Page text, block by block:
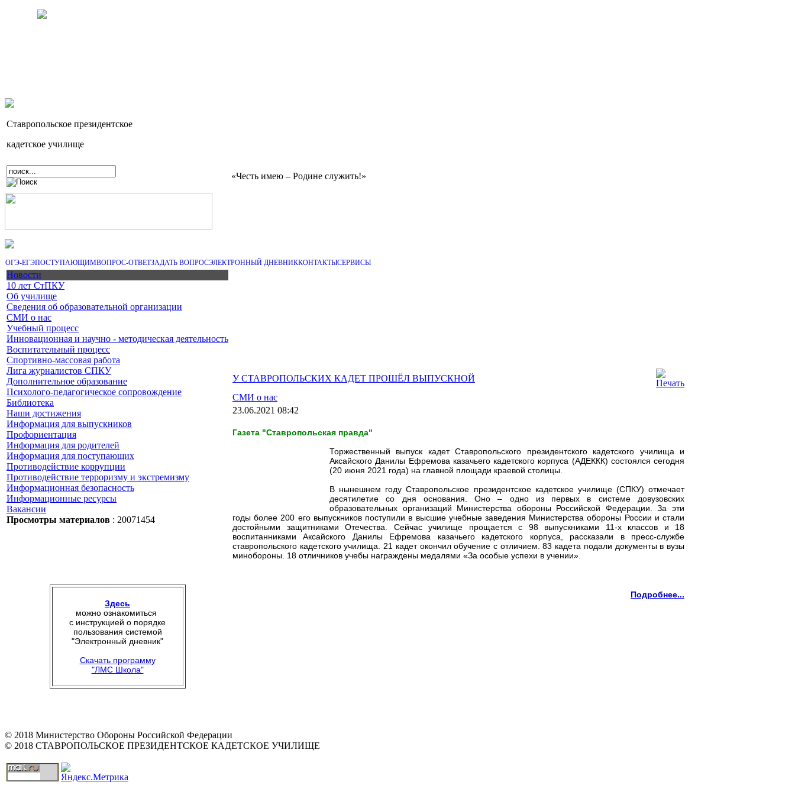
Ставропольское президентское
кадетское училище
«Честь имею – Родине служить!»
ОГЭ-ЕГЭПОСТУПАЮЩИМВОПРОС-ОТВЕТЗАДАТЬ ВОПРОСЭЛЕКТРОННЫЙ ДНЕВНИККОНТАКТЫСЕРВИСЫ
Новости
10 лет СтПКУ
Об училище
Сведения об образовательной организации
СМИ о нас
Учебный процесс
Инновационная и научно - методическая деятельность
Воспитательный процесс
Спортивно-массовая работа
Лига журналистов СПКУ
Дополнительное образование
Психолого-педагогическое сопровождение
Библиотека
Наши достижения
Информация для выпускников
Профориентация
Информация для родителей
Информация для поступающих
Противодействие коррупции
Противодействие терроризму и экстремизму
Информационная безопасность
Информационные ресурсы
Вакансии
Просмотры материалов : 20071454
Здесь
можно ознакомиться
с инструкцией о порядке
пользования системой
"Электронный дневник"
Скачать программу
"ЛМС Школа"
У СТАВРОПОЛЬСКИХ КАДЕТ ПРОШЁЛ ВЫПУСКНОЙ
СМИ о нас
23.06.2021 08:42
Газета "Ставропольская правда"
Торжественный выпуск кадет Ставропольского президентского кадетского училища и
Аксайского Данилы Ефремова казачьего кадетского корпуса (АДЕККК) состоялся сегодня
(20 июня 2021 года) на главной площади краевой столицы.
В нынешнем году Ставропольское президентское кадетское училище (СПКУ) отмечает
десятилетие со дня основания. Оно – одно из первых в системе довузовских
образовательных организаций Министерства обороны Российской Федерации. За эти
годы более 200 его выпускников поступили в высшие учебные заведения Министерства обороны России и стали
достойными защитниками Отечества. Сейчас училище прощается с 98 выпускниками 11-х классов и 18
воспитанниками Аксайского Данилы Ефремова казачьего кадетского корпуса, рассказали в пресс-службе
ставропольского кадетского училища. 21 кадет окончил обучение с отличием. 83 кадета подали документы в вузы
минобороны. 18 отличников учебы награждены медалями «За особые успехи в учении».
Подробнее...
© 2018 Министерство Обороны Российской Федерации
© 2018 СТАВРОПОЛЬСКОЕ ПРЕЗИДЕНТСКОЕ КАДЕТСКОЕ УЧИЛИЩЕ